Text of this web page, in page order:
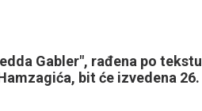
Gabler", rađena po tekstu
bit će izvedena 26.